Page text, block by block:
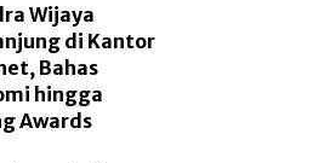
Wijaya
di Kantor
Bahas
hingga
Awards